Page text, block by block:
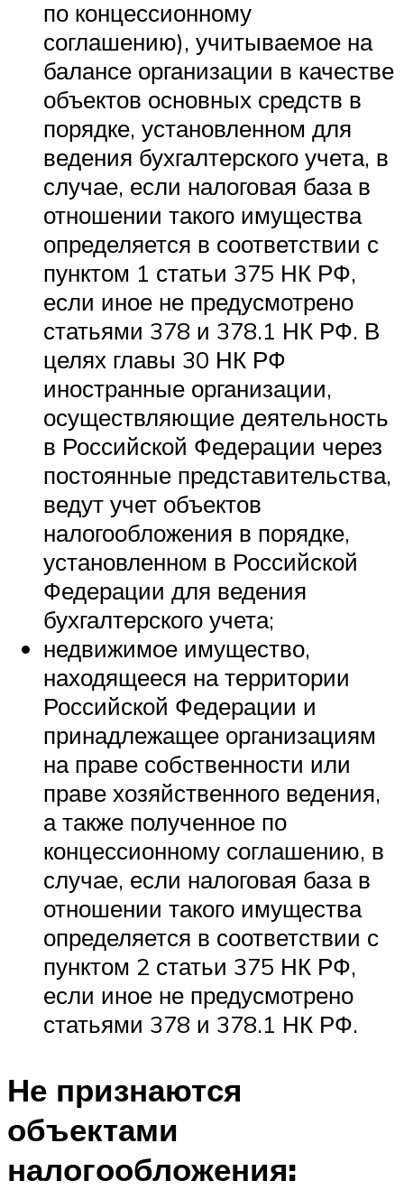
по концессионному
соглашению), учитываемое на
балансе организации в качестве
объектов основных средств в
порядке, установленном для
ведения бухгалтерского учета, в
случае, если налоговая база в
отношении такого имущества
определяется в соответствии с
пунктом 1 статьи 375 НК РФ,
если иное не предусмотрено
статьями 378 и 378.1 НК РФ. В
целях главы 30 НК РФ
иностранные организации,
осуществляющие деятельность
в Российской Федерации через
постоянные представительства,
ведут учет объектов
налогообложения в порядке,
установленном в Российской
Федерации для ведения
бухгалтерского учета;
недвижимое имущество,
находящееся на территории
Российской Федерации и
принадлежащее организациям
на праве собственности или
праве хозяйственного ведения,
а также полученное по
концессионному соглашению, в
случае, если налоговая база в
отношении такого имущества
определяется в соответствии с
пунктом 2 статьи 375 НК РФ,
если иное не предусмотрено
статьями 378 и 378.1 НК РФ.
Не признаются
объектами
налогообложения: